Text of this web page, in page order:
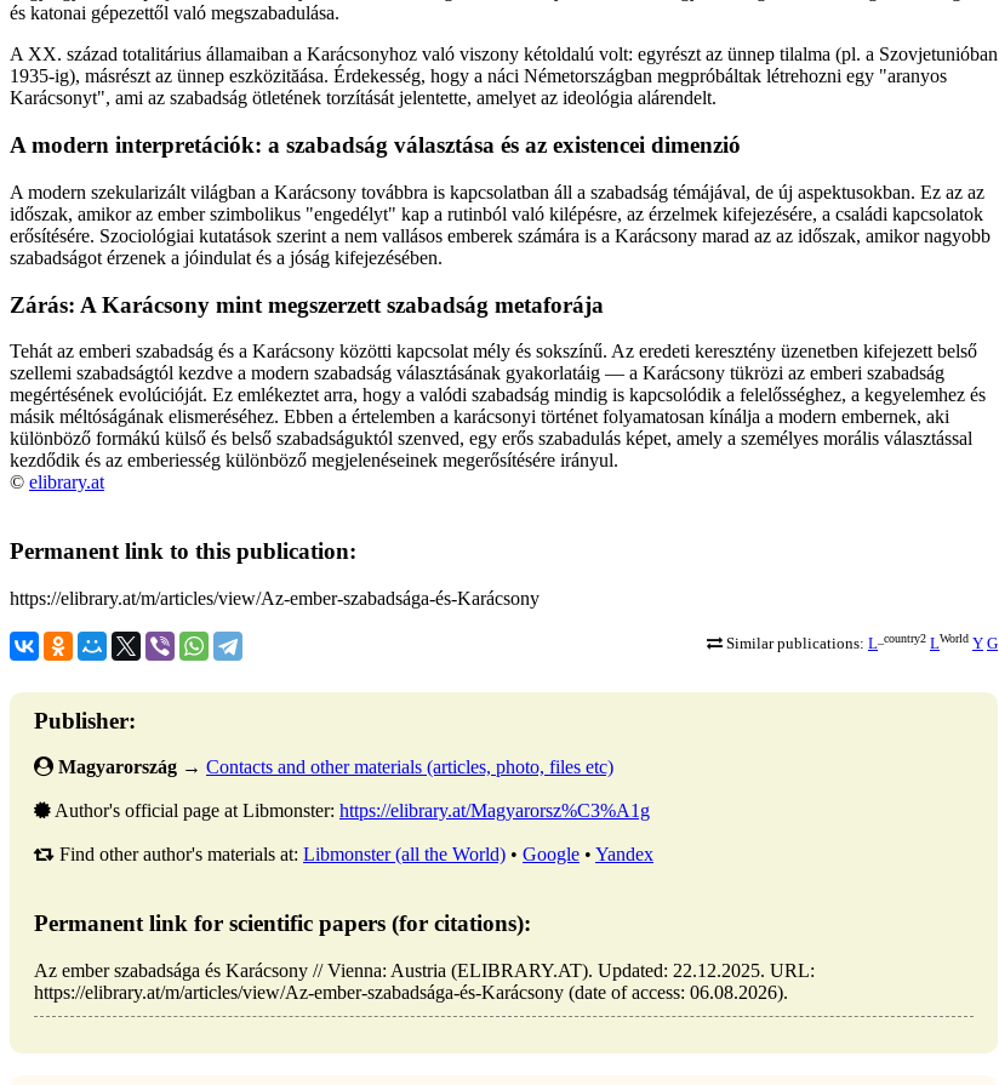
és katonai gépezettől való megszabadulása.
A XX. század totalitárius államaiban a Karácsonyhoz való viszony kétoldalú volt: egyrészt az ünnep tilalma (pl. a Szovjetunióban
1935-ig), másrészt az ünnep eszközităása. Érdekesség, hogy a náci Németországban megpróbáltak létrehozni egy "aranyos
Karácsonyt", ami az szabadság ötletének torzítását jelentette, amelyet az ideológia alárendelt.
A modern interpretációk: a szabadság választása és az existencei dimenzió
A modern szekularizált világban a Karácsony továbbra is kapcsolatban áll a szabadság témájával, de új aspektusokban. Ez az az
időszak, amikor az ember szimbolikus "engedélyt" kap a rutinból való kilépésre, az érzelmek kifejezésére, a családi kapcsolatok
erősítésére. Szociológiai kutatások szerint a nem vallásos emberek számára is a Karácsony marad az az időszak, amikor nagyobb
szabadságot érzenek a jóindulat és a jóság kifejezésében.
Zárás: A Karácsony mint megszerzett szabadság metaforája
Tehát az emberi szabadság és a Karácsony közötti kapcsolat mély és sokszínű. Az eredeti keresztény üzenetben kifejezett belső
szellemi szabadságtól kezdve a modern szabadság választásának gyakorlatáig — a Karácsony tükrözi az emberi szabadság
megértésének evolúcióját. Ez emlékeztet arra, hogy a valódi szabadság mindig is kapcsolódik a felelősséghez, a kegyelemhez és
másik méltóságának elismeréséhez. Ebben a értelemben a karácsonyi történet folyamatosan kínálja a modern embernek, aki
különböző formákú külső és belső szabadságuktól szenved, egy erős szabadulás képet, amely a személyes morális választással
kezdődik és az emberiesség különböző megjelenéseinek megerősítésére irányul.
© elibrary.at
Permanent link to this publication:
https://elibrary.at/m/articles/view/Az-ember-szabadsága-és-Karácsony
Similar publications: L _country2 LWorld Y G
Publisher:
Magyarország → Contacts and other materials (articles, photo, files etc)
Author's official page at Libmonster: https://elibrary.at/Magyarorsz%C3%A1g
Find other author's materials at: Libmonster (all the World) • Google • Yandex
Permanent link for scientific papers (for citations):
Az ember szabadsága és Karácsony // Vienna: Austria (ELIBRARY.AT). Updated: 22.12.2025. URL:
https://elibrary.at/m/articles/view/Az-ember-szabadsága-és-Karácsony (date of access: 06.08.2026).